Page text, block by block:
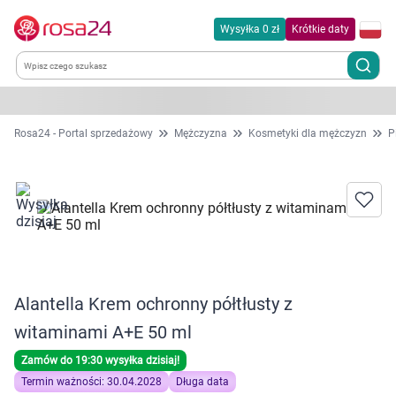
Wysyłka 0 zł Krótkie daty
Kategorie
Dla zwierząt
Zdrowie
Kobieta w ciąży i mama
Dziecko
Rosa24 - Portal sprzedażowy Mężczyzna Kosmetyki dla mężczyzn
Alantella Krem ochronny półtłusty z
witaminami A+E 50 ml
Zamów do 19:30 wysyłka dzisiaj!
Termin ważności: 30.04.2028
Długa data